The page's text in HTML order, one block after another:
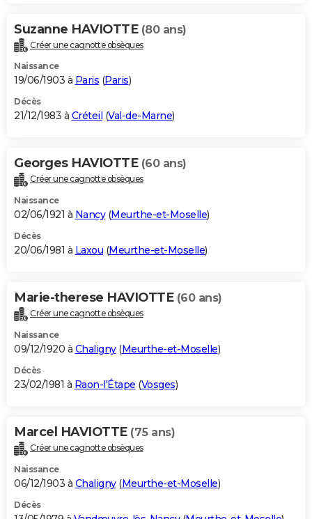
Suzanne HAVIOTTE (80 ans)
Créer une cagnotte obsèques
Naissance
19/06/1903 à Paris (Paris)
Décès
21/12/1983 à Créteil (Val-de-Marne)
Georges HAVIOTTE (60 ans)
Créer une cagnotte obsèques
Naissance
02/06/1921 à Nancy(Meurthe-et-Moselle)
Décès
20/06/1981 à Laxou (Meurthe-et-Moselle)
Marie-therese HAVIOTTE (60 ans)
Créer une cagnotte obsèques
Naissance
09/12/1920 à Chaligny(Meurthe-et-Moselle)
Décès
23/02/1981 à Raon-l'Étape (Vosges)
Marcel HAVIOTTE (75 ans)
Créer une cagnotte obsèques
Naissance
06/12/1903 à Chaligny(Meurthe-et-Moselle)
Décès